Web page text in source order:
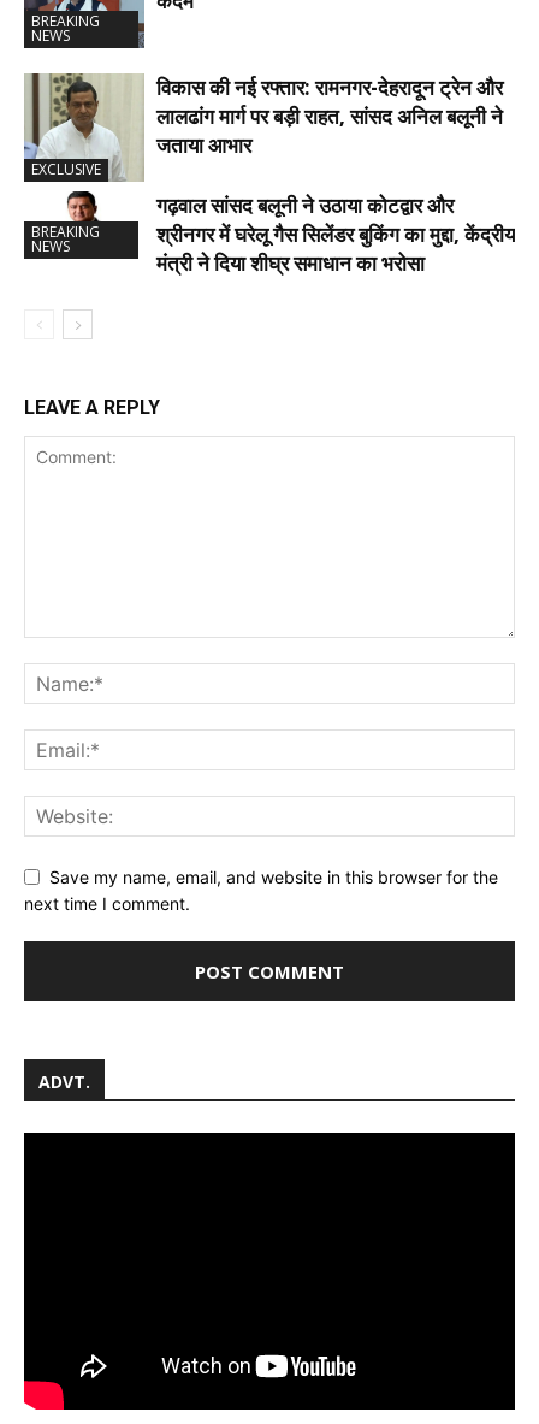
BREAKING
NEWS
EXCLUSIVE
विकास की नई रफ्तार: रामनगर-देहरादून ट्रेन और
लालढांग मार्ग पर बड़ी राहत, सांसद अनिल बलूनी ने
जताया आभार
BREAKING
NEWS
गढ़वाल सांसद बलूनी ने उठाया कोटद्वार और
श्रीनगर में घरेलू गैस सिलेंडर बुकिंग का मुद्दा, केंद्रीय
मंत्री ने दिया शीघ्र समाधान का भरोसा
LEAVE A REPLY
Save my name, email, and website in this browser for the
next time I comment.
ADVT.